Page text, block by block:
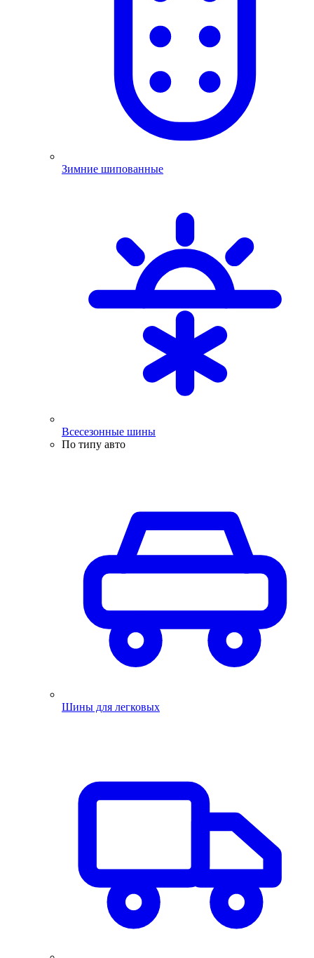
Зимние шипованные
Всесезонные шины
По типу авто
Шины для легковых